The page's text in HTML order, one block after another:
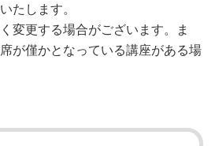
たします。
変更する場合がございます。ま
が僅かとなっている講座がある場